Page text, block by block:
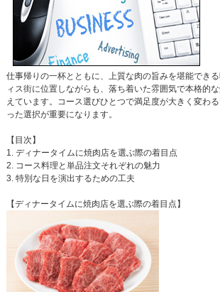
仕事帰りの一杯とともに、上質な肉の旨みを堪能でき
ィス街に位置しながらも、落ち着いた雰囲気で本格的
えています。コース選びひとつで満足度が大きく変わ
った選択が重要になります。
【目次】
1. ディナータイムに焼肉店を選ぶ際の着目点
2. コース料理と単品注文それぞれの魅力
3. 特別な日を演出するための工夫
【ディナータイムに焼肉店を選ぶ際の着目点】